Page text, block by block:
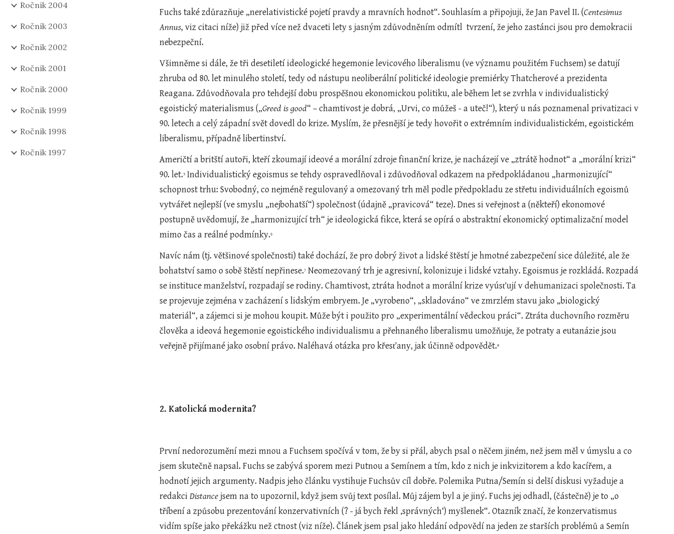
Ročník 2004
Ročník 2003
Ročník 2002
Ročník 2001
Ročník 2000
Ročník 1999
Ročník 1998
Ročník 1997
Fuchs také zdůrazňuje „nerelativistické pojetí pravdy a mravních hodnot“. Souhlasím a připojuji, že Jan Pavel II. (Centesimus
Annus, viz citaci níže) již před více než dvaceti lety s jasným zdůvodněním odmítl  tvrzení, že jeho zastánci jsou pro demokracii
nebezpeční.
Všimněme si dále, že tři desetiletí ideologické hegemonie levicového liberalismu (ve významu použitém Fuchsem) se datují
zhruba od 80. let minulého století, tedy od nástupu neoliberální politické ideologie premiérky Thatcherové a prezidenta
Reagana. Zdůvodňovala pro tehdejší dobu prospěšnou ekonomickou politiku, ale během let se zvrhla v individualistický
egoistický materialismus („Greed is good“ – chamtivost je dobrá, „Urvi, co můžeš - a uteč!“), který u nás poznamenal privatizaci v
90. letech a celý západní svět dovedl do krize. Myslím, že přesnější je tedy hovořit o extrémním individualistickém, egoistickém
liberalismu, případně libertinství.
Američtí a britští autoři, kteří zkoumají ideové a morální zdroje finanční krize, je nacházejí ve „ztrátě hodnot“ a „morální krizi“
90. let.5 Individualistický egoismus se tehdy ospravedlňoval i zdůvodňoval odkazem na předpokládanou „harmonizující“
schopnost trhu: Svobodný, co nejméně regulovaný a omezovaný trh měl podle předpokladu ze střetu individuálních egoismů
vytvářet nejlepší (ve smyslu „nejbohatší“) společnost (údajně „pravicová“ teze). Dnes si veřejnost a (někteří) ekonomové
postupně uvědomují, že „harmonizující trh“ je ideologická fikce, která se opírá o abstraktní ekonomický optimalizační model
mimo čas a reálné podmínky.6
Navíc nám (tj. většinové společnosti) také dochází, že pro dobrý život a lidské štěstí je hmotné zabezpečení sice důležité, ale že
bohatství samo o sobě štěstí nepřinese.7 Neomezovaný trh je agresivní, kolonizuje i lidské vztahy. Egoismus je rozkládá. Rozpadá
se instituce manželství, rozpadají se rodiny. Chamtivost, ztráta hodnot a morální krize vyúsťují v dehumanizaci společnosti. Ta
se projevuje zejména v zacházení s lidským embryem. Je „vyrobeno“, „skladováno“ ve zmrzlém stavu jako „biologický
materiál“, a zájemci si je mohou koupit. Může být i použito pro „experimentální vědeckou práci“. Ztráta duchovního rozměru
člověka a ideová hegemonie egoistického individualismu a přehnaného liberalismu umožňuje, že potraty a eutanázie jsou
veřejně přijímané jako osobní právo. Naléhavá otázka pro křesťany, jak účinně odpovědět.8
2. Katolická modernita?
První nedorozumění mezi mnou a Fuchsem spočívá v tom, že by si přál, abych psal o něčem jiném, než jsem měl v úmyslu a co
jsem skutečně napsal. Fuchs se zabývá sporem mezi Putnou a Semínem a tím, kdo z nich je inkvizitorem a kdo kacířem, a
hodnotí jejich argumenty. Nadpis jeho článku vystihuje Fuchsův cíl dobře. Polemika Putna/Semín si delší diskusi vyžaduje a
redakci Distance jsem na to upozornil, když jsem svůj text posílal. Můj zájem byl a je jiný. Fuchs jej odhadl, (částečně) je to „o
tříbení a způsobu prezentování konzervativních (? - já bych řekl ‚správných‘) myšlenek“. Otazník značí, že konzervatismus
vidím spíše jako překážku než ctnost (viz níže). Článek jsem psal jako hledání odpovědí na jeden ze starších problémů a Semín